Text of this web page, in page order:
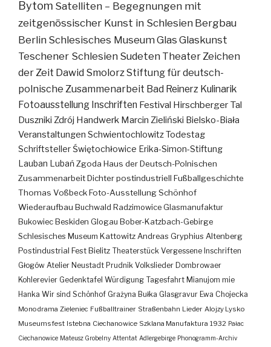
Bytom Satelliten – Begegnungen mit
zeitgenössischer Kunst in Schlesien Bergbau
Berlin Schlesisches MuseumGlas Glaskunst
Teschener Schlesien Sudeten TheaterZeichen
der Zeit Dawid SmolorzStiftung für deutsch-
polnische Zusammenarbeit Bad Reinerz Kulinarik
Fotoausstellung Inschriften Festival Hirschberger Tal
Duszniki Zdrój Handwerk Marcin Zieliński Bielsko-Biała
Veranstaltungen SchwientochlowitzTodestag
SchriftstellerŚwiętochłowice Erika-Simon-Stiftung
Lauban LubańZgoda Haus der Deutsch-Polnischen
ZusammenarbeitDichterpostindustriell Fußballgeschichte
Thomas VoßbeckFoto-AusstellungSchönhof
Wiederaufbau Buchwald Radzimowice Glasmanufaktur
Bukowiec Beskiden Glogau Bober-Katzbach-Gebirge
Schlesisches Museum Kattowitz Andreas Gryphius Altenberg
Postindustrial Fest Bielitz Theaterstück Vergessene Inschriften
Głogów Atelier Neustadt Prudnik Volkslieder Dombrowaer
Kohlerevier Gedenktafel Würdigung Tagesfahrt Mianujom mie
Hanka Wir sind Schönhof Grażyna Bułka Glasgravur Ewa Chojecka
Monodrama Zieleniec Fußballtrainer Straßenbahn Lieder Alojzy Lysko
Museumsfest Istebna Ciechanowice Szklana Manufaktura 1932 Pałac
Ciechanowice Mateusz Grobelny Attentat Adlergebirge Phonogramm-Archiv